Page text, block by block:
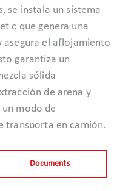
se instala un sistema
c que genera una
asegura el aflojamiento
garantiza un
sólida
de arena y
modo de
transporta en camión.
Documents